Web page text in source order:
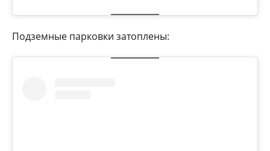
Подземные парковки затоплены: